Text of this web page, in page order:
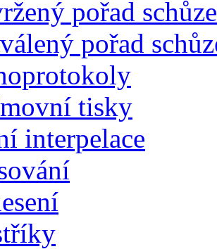
pořad schůze
pořad
tisky
interpelace